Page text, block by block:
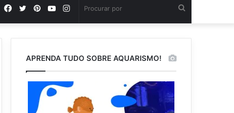
por
Instagram
YouTube
Pinterest
Twitter
Facebook
APRENDA TUDO SOBRE AQUARISMO!